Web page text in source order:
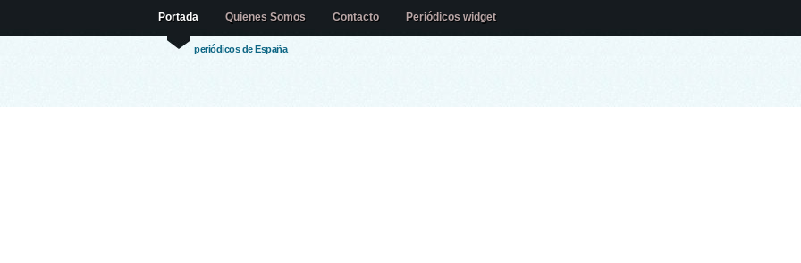
periódicos de España
Portada Quienes Somos Contacto Periódicos widget